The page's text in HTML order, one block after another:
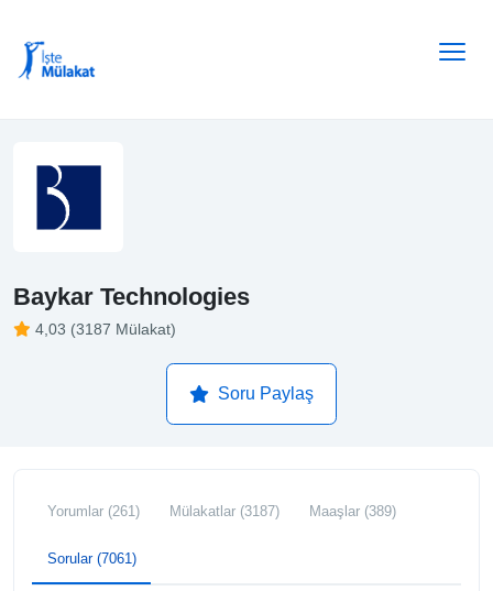
Baykar Technologies
4,03 (3187 Mülakat)
Soru Paylaş
Yorumlar (261) Mülakatlar (3187) Maaşlar (389)
Sorular (7061)